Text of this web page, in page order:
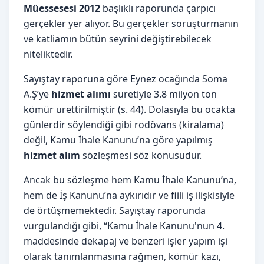
Müessesesi 2012 başlıklı raporunda çarpıcı
gerçekler yer alıyor. Bu gerçekler soruşturmanın
ve katliamın bütün seyrini değiştirebilecek
niteliktedir.
Sayıştay raporuna göre Eynez ocağında Soma
A.Ş’ye hizmet alımı suretiyle 3.8 milyon ton
kömür ürettirilmiştir (s. 44). Dolasıyla bu ocakta
günlerdir söylendiği gibi rodövans (kiralama)
değil, Kamu İhale Kanunu’na göre yapılmış
hizmet alım sözleşmesi söz konusudur.
Ancak bu sözleşme hem Kamu İhale Kanunu’na,
hem de İş Kanunu’na aykırıdır ve fiili iş ilişkisiyle
de örtüşmemektedir. Sayıştay raporunda
vurgulandığı gibi, “Kamu İhale Kanunu'nun 4.
maddesinde dekapaj ve benzeri işler yapım işi
olarak tanımlanmasına rağmen, kömür kazı,